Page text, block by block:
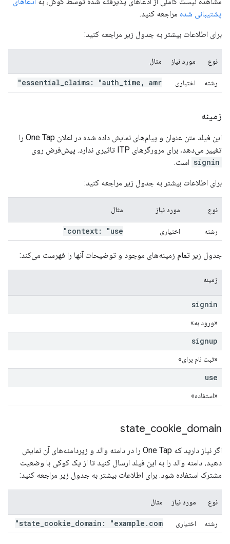
پشتیبانی شده مراجعه کنید.
برای اطلاعات بیشتر به جدول زیر مراجعه کنید:
نوع مورد نیاز مثال
رشته اختیاری essential claims: "auth time , amr"
زمینه
این فیلد متن عنوان و پیام‌های نمایش داده شده در اعلان One Tap را
تغییر می‌دهد، برای مرورگرهای ITP تاثیری ندارد. پیش‌فرض روی
signin است.
برای اطلاعات بیشتر به جدول زیر مراجعه کنید:
نوع مورد نیاز مثال
رشته اختیاری context: "use"
جدول زیر تمام زمینه‌های موجود و توضیحات آنها را فهرست می‌کند:
زمینه
signin
«ورود به»
signup
«ثبت نام برای»
use
«استفاده»
state cookie domain
اگر نیاز دارید که One Tap را در دامنه والد و زیردامنه‌های آن نمایش
دهید، دامنه والد را به این فیلد ارسال کنید تا از یک کوکی با وضعیت
مشترک استفاده شود. برای اطلاعات بیشتر به جدول زیر مراجعه کنید:
نوع مورد نیاز مثال
رشته اختیاری state cookie domain: "example . com"